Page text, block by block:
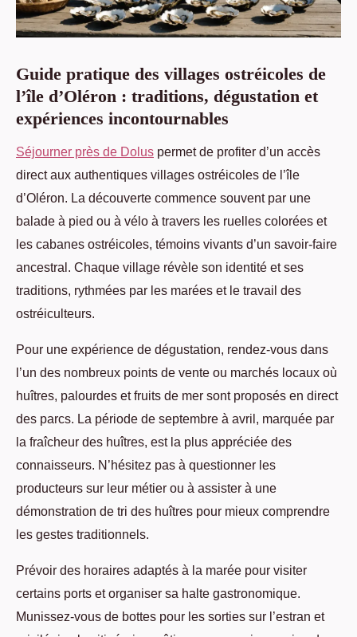
Guide pratique des villages ostréicoles de
l’île d’Oléron : traditions, dégustation et
expériences incontournables
Séjourner près de Dolus permet de profiter d’un accès
direct aux authentiques villages ostréicoles de l’île
d’Oléron. La découverte commence souvent par une
balade à pied ou à vélo à travers les ruelles colorées et
les cabanes ostréicoles, témoins vivants d’un savoir-faire
ancestral. Chaque village révèle son identité et ses
traditions, rythmées par les marées et le travail des
ostréiculteurs.
Pour une expérience de dégustation, rendez-vous dans
l’un des nombreux points de vente ou marchés locaux où
huîtres, palourdes et fruits de mer sont proposés en direct
des parcs. La période de septembre à avril, marquée par
la fraîcheur des huîtres, est la plus appréciée des
connaisseurs. N’hésitez pas à questionner les
producteurs sur leur métier ou à assister à une
démonstration de tri des huîtres pour mieux comprendre
les gestes traditionnels.
Prévoir des horaires adaptés à la marée pour visiter
certains ports et organiser sa halte gastronomique.
Munissez-vous de bottes pour les sorties sur l’estran et